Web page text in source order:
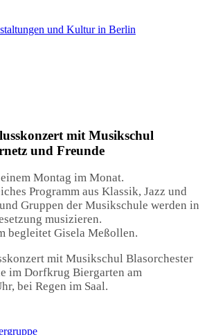
mit Musikschul
und Freunde
Montag im Monat.
Programm aus Klassik, Jazz und
Gruppen der Musikschule werden in
musizieren.
begleitet Gisela Meßollen.
mit Musikschul Blasorchester
im Dorfkrug Biergarten am
bei Regen im Saal.